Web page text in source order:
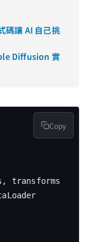
碼讓 AI 自己挑
Diffusion 實
transforms
Copy